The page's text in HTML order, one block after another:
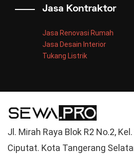
Jasa Kontraktor
Jasa Renovasi Rumah
Jasa Desain Interior
Tukang Listrik
Jl. Mirah Raya Blok R2 No.2,
Ciputat. Kota Tangerang